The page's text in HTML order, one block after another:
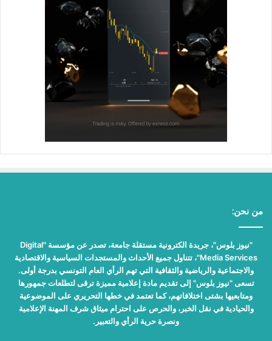
من نحن:
"نيوز بلوس"، جريدة الكترونية مستقلة جامعة، تصدر عن مؤسسة "Digital
Media Services"، تتناول جميع الأحداث والمستجدات السياسية والاقتصادية
والاجتماعية والرياضية والثقافية التي تهم الرأي العام التونسي بدرجة أولى.
تسعى "نيوز بلوس" إلى تقديم مادة إعلامية مميزة ترقى لتطلعات جمهورها
ومتابعيها بشتى اختلافاتهم، كما تعتمد في خطها التحريري على الموضوعية
والحيادية في نقل الخبر، والحرص على احترام ميثاق شرف المهنة الإعلامية
ونصرة حرية الرأي والتعبير.